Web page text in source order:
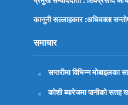
कानुनी सल्लाहकार :अधिवक्ता
समाचार
सप्तरीमा विभिन्न मोबाइलका
कोशी ब्यारेजमा पानीको सतह